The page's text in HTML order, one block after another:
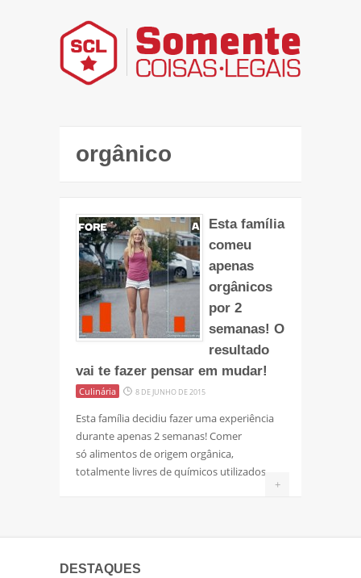
orgânico
Esta família
comeu
apenas
orgânicos
por 2
semanas! O
resultado
vai te fazer pensar em mudar!
Culinária 8 DE JUNHO DE 2015
Esta família decidiu fazer uma experiência
durante apenas 2 semanas! Comer
só alimentos de origem orgânica,
totalmente livres de químicos utilizados
+
DESTAQUES